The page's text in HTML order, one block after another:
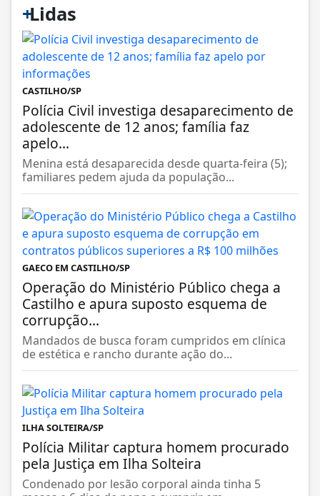
+
Lidas
CASTILHO/SP
Polícia Civil investiga desaparecimento de
adolescente de 12 anos; família faz
apelo...
Menina está desaparecida desde quarta-feira (5);
familiares pedem ajuda da população...
GAECO EM CASTILHO/SP
Operação do Ministério Público chega a
Castilho e apura suposto esquema de
corrupção...
Mandados de busca foram cumpridos em clínica
de estética e rancho durante ação do...
ILHA SOLTEIRA/SP
Polícia Militar captura homem procurado
pela Justiça em Ilha Solteira
Condenado por lesão corporal ainda tinha 5